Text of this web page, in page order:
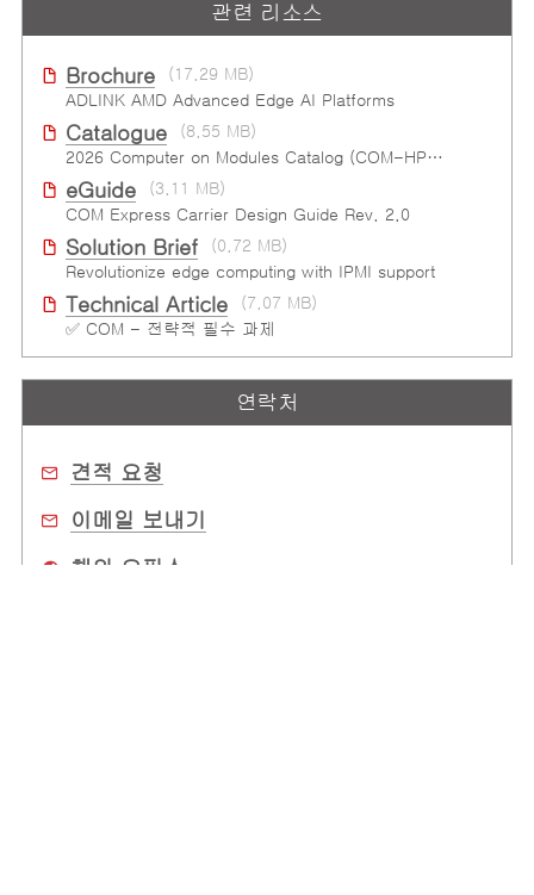
관련 리소스
Brochure
(17.29 MB)
ADLINK AMD Advanced Edge AI Platforms
Catalogue
(8.55 MB)
2026 Computer on Modules Catalog (COM-HPC, COM Express , SMARC, OSM, Qseven and ETX)
eGuide
(3.11 MB)
COM Express Carrier Design Guide Rev. 2.0
Solution Brief
(0.72 MB)
Revolutionize edge computing with IPMI support
Technical Article
(7.07 MB)
✅ COM - 전략적 필수 과제
연락처
견적 요청
이메일 보내기
해외 오피스